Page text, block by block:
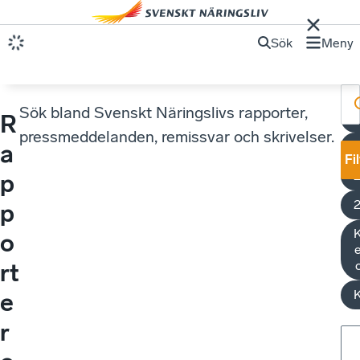
Sök Meny
R
a
p
p
o
rt
e
r
Sök bland Svenskt Näringslivs rapporter,
pressmeddelanden, remissvar och skrivelser.